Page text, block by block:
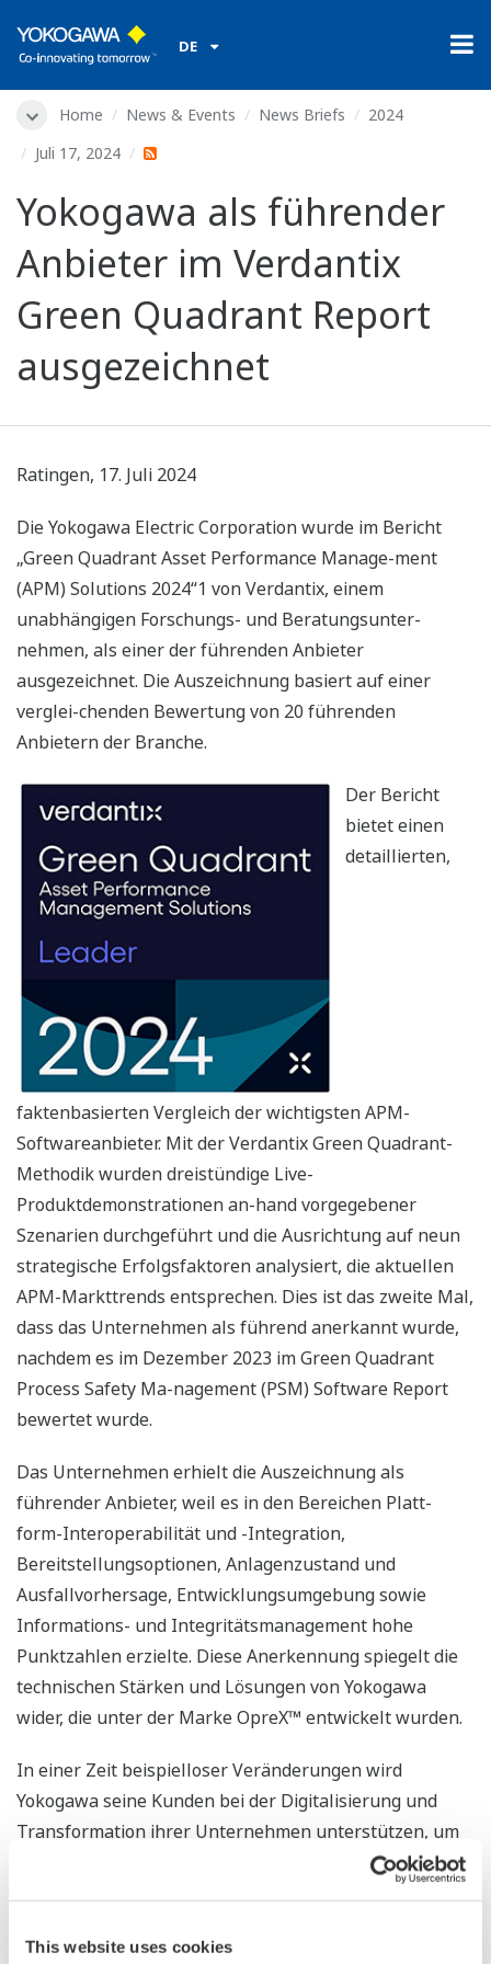
This website uses cookies
DE
Home News & Events News Briefs
2024
Juli 17, 2024
Yokogawa als führender
Anbieter im Verdantix
Green Quadrant Report
ausgezeichnet
Ratingen, 17. Juli 2024
Die Yokogawa Electric Corporation wurde im Bericht
„Green Quadrant Asset Performance Manage-ment
(APM) Solutions 2024“1 von Verdantix, einem
unabhängigen Forschungs- und Beratungsunter-
nehmen, als einer der führenden Anbieter
ausgezeichnet. Die Auszeichnung basiert auf einer
verglei-chenden Bewertung von 20 führenden
Anbietern der Branche.
Der Bericht
bietet einen
detaillierten,
faktenbasierten Vergleich der wichtigsten APM-
Softwareanbieter. Mit der Verdantix Green Quadrant-
Methodik wurden dreistündige Live-
Produktdemonstrationen an-hand vorgegebener
Szenarien durchgeführt und die Ausrichtung auf neun
strategische Erfolgsfaktoren analysiert, die aktuellen
APM-Markttrends entsprechen. Dies ist das zweite Mal,
dass das Unternehmen als führend anerkannt wurde,
nachdem es im Dezember 2023 im Green Quadrant
Process Safety Ma-nagement (PSM) Software Report
bewertet wurde.
Das Unternehmen erhielt die Auszeichnung als
führender Anbieter, weil es in den Bereichen Platt-
form-Interoperabilität und -Integration,
Bereitstellungsoptionen, Anlagenzustand und
Ausfallvorhersage, Entwicklungsumgebung sowie
Informations- und Integritätsmanagement hohe
Punktzahlen erzielte. Diese Anerkennung spiegelt die
technischen Stärken und Lösungen von Yokogawa
wider, die unter der Marke OpreX™ entwickelt wurden.
In einer Zeit beispielloser Veränderungen wird
Yokogawa seine Kunden bei der Digitalisierung und
Transformation ihrer Unternehmen unterstützen, um
Wachstum zu fördern und eine nachhaltigere Zu-kunft
*https://www.verdantix.com/report/green-quadrant-